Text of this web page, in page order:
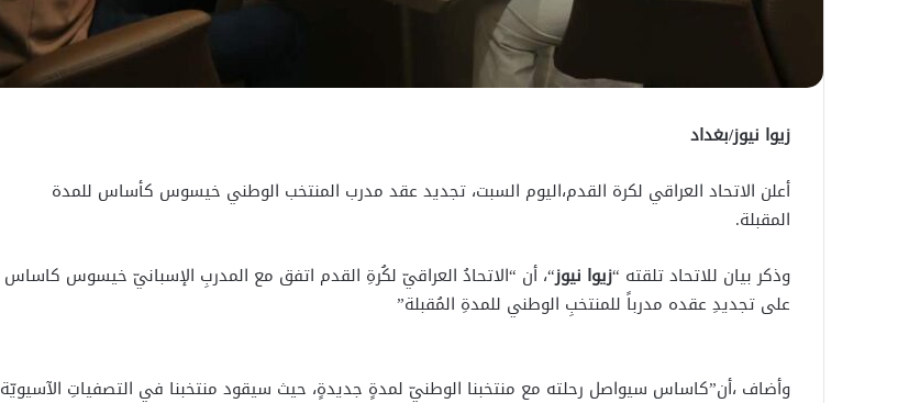
زيوا نيوز/بغداد
أعلن الاتحاد العراقي لكرة القدم،اليوم السبت، تجديد عقد مدرب المنتخب الوطني خيسوس كأساس للمدة
المقبلة.
وذكر بيان للاتحاد تلقته “زيوا نيوز“، أن “الاتحادُ العراقيّ لكُرةِ القدم اتفق مع المدربِ الإسبانيّ خيسوس كاساس
على تجديدِ عقده مدرباً للمنتخبِ الوطني للمدةِ المُقبلة”
وأضاف ،أن”كاساس سيواصل رحلته مع منتخبنا الوطنيّ لمدةٍ جديدةٍ، حيث سيقود منتخبنا في التصفياتِ الآسيويّة